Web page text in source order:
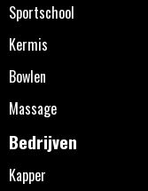
Sportschool
Kermis
Bowlen
Massage
Bedrijven
Kapper